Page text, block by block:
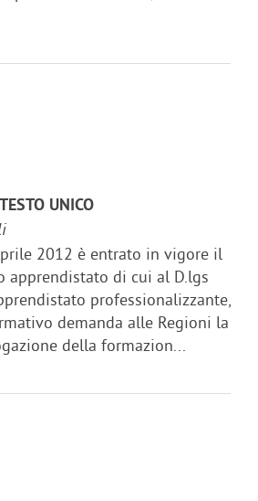
UNICO
2012 è entrato in vigore il
apprendistato di cui al D.lgs
professionalizzante,
demanda alle Regioni la
della formazion...